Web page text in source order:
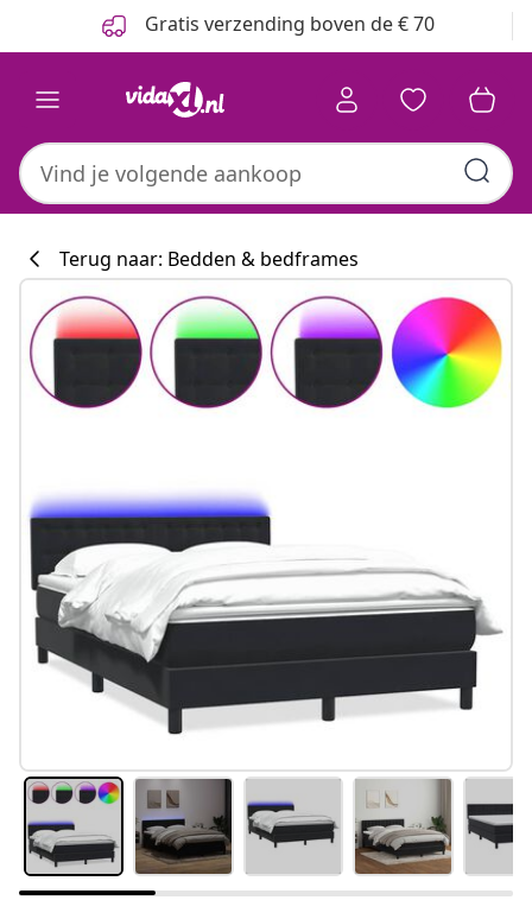
Gratis verzending boven de € 70
Terug naar: Bedden & bedframes